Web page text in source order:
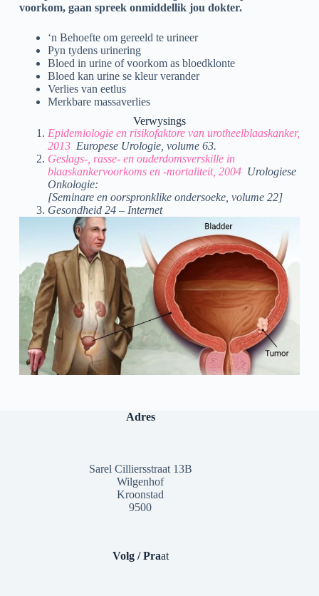
voorkom, gaan spreek onmiddellik jou dokter.
‘n Behoefte om gereeld te urineer
Pyn tydens urinering
Bloed in urine of voorkom as bloedklonte
Bloed kan urine se kleur verander
Verlies van eetlus
Merkbare massaverlies
Verwysings
Epidemiologie en risikofaktore van urotheelblaaskanker,
2013Europese Urologie, volume 63.
Geslags-, rasse- en ouderdomsverskille in
blaaskankervoorkoms en -mortaliteit, 2004Urologiese
Onkologie:
[Seminare en oorspronklike ondersoeke, volume 22]
Gesondheid 24 – Internet
Adres
Sarel Cilliersstraat 13B
Wilgenhof
Kroonstad
9500
Volg / Praat